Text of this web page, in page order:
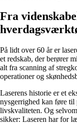
Fra
På lidt over 60 år er
et redskab, der berører
alt fra scanning af
operationer og
Laserens historie er et
nysgerrighed kan føre til
livskvaliteten. Og
sikker: Laseren har for